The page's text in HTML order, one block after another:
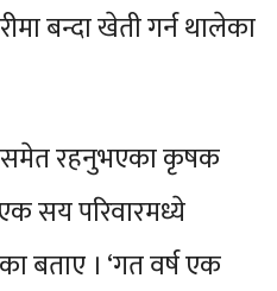
बन्दा खेती गर्न थालेका
रहनुभएका कृषक
सय परिवारमध्ये
बताए । ‘गत वर्ष एक